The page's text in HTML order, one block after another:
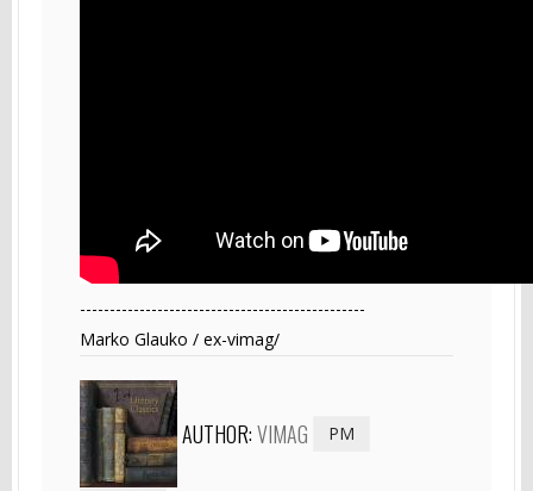
------------------------------------------------
Marko Glauko / ex-vimag/
AUTHOR:VIMAG PM